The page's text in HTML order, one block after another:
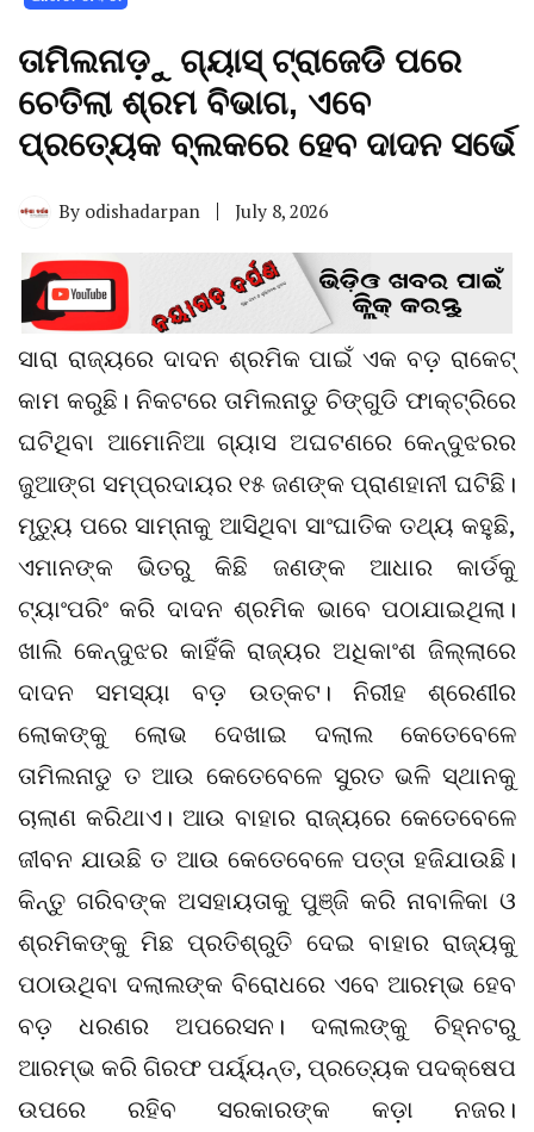
ତାମିଲନାଡ଼ୁ ଗ୍ୟାସ୍ ଟ୍ରାଜେଡି ପରେ
ଚେତିଲା ଶ୍ରମ ବିଭାଗ, ଏବେ
ପ୍ରତ୍ୟେକ ବ୍ଲକରେ ହେବ ଦାଦନ ସର୍ଭେ
By odishadarpan July 8, 2026
ସାରା ରାଜ୍ୟରେ ଦାଦନ ଶ୍ରମିକ ପାଇଁ ଏକ ବଡ଼ ରାକେଟ୍
କାମ କରୁଛି। ନିକଟରେ ତାମିଲନାଡୁ ଚିଙ୍ଗୁଡି ଫାକ୍ଟ୍ରିରେ
ଘଟିଥିବା ଆମୋନିଆ ଗ୍ୟାସ ଅଘଟଣରେ କେନ୍ଦୁଝରର
ଜୁଆଙ୍ଗ ସମ୍ପ୍ରଦାୟର ୧୫ ଜଣଙ୍କ ପ୍ରାଣହାନୀ ଘଟିଛି।
ମୃତ୍ୟୁ ପରେ ସାମ୍ନାକୁ ଆସିଥିବା ସାଂଘାତିକ ତଥ୍ୟ କହୁଛି,
ଏମାନଙ୍କ ଭିତରୁ କିଛି ଜଣଙ୍କ ଆଧାର କାର୍ଡକୁ
ଟ୍ୟାଂପରିଂ କରି ଦାଦନ ଶ୍ରମିକ ଭାବେ ପଠାଯାଇଥିଲା।
ଖାଲି କେନ୍ଦୁଝର କାହିଁକି ରାଜ୍ୟର ଅଧିକାଂଶ ଜିଲ୍ଲାରେ
ଦାଦନ ସମସ୍ୟା ବଡ଼ ଉତ୍କଟ। ନିରୀହ ଶ୍ରେଣୀର
ଲୋକଙ୍କୁ ଲୋଭ ଦେଖାଇ ଦଲାଲ କେତେବେଳେ
ତାମିଲନାଡୁ ତ ଆଉ କେତେବେଳେ ସୁରତ ଭଳି ସ୍ଥାନକୁ
ଚାଲାଣ କରିଥାଏ। ଆଉ ବାହାର ରାଜ୍ୟରେ କେତେବେଳେ
ଜୀବନ ଯାଉଛି ତ ଆଉ କେତେବେଳେ ପତ୍ତା ହଜିଯାଉଛି।
କିନ୍ତୁ ଗରିବଙ୍କ ଅସହାୟତାକୁ ପୁଞ୍ଜି କରି ନାବାଳିକା ଓ
ଶ୍ରମିକଙ୍କୁ ମିଛ ପ୍ରତିଶ୍ରୁତି ଦେଇ ବାହାର ରାଜ୍ୟକୁ
ପଠାଉଥିବା ଦଲାଲଙ୍କ ବିରୋଧରେ ଏବେ ଆରମ୍ଭ ହେବ
ବଡ଼ ଧରଣର ଅପରେସନ। ଦଲାଲଙ୍କୁ ଚିହ୍ନଟରୁ
ଆରମ୍ଭ କରି ଗିରଫ ପର୍ୟ୍ୟନ୍ତ, ପ୍ରତ୍ୟେକ ପଦକ୍ଷେପ
ଉପରେ ରହିବ ସରକାରଙ୍କ କଡ଼ା ନଜର।